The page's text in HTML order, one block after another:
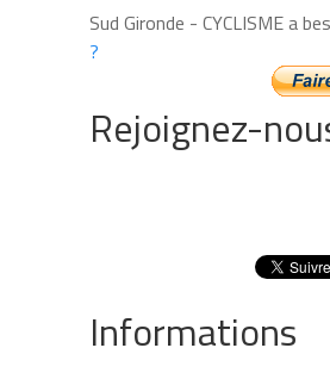
Sud Gironde - CYCLISME a
?
Rejoignez-
Informations